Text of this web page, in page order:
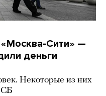
«Москва-Сити» —
деньги
Некоторые из них